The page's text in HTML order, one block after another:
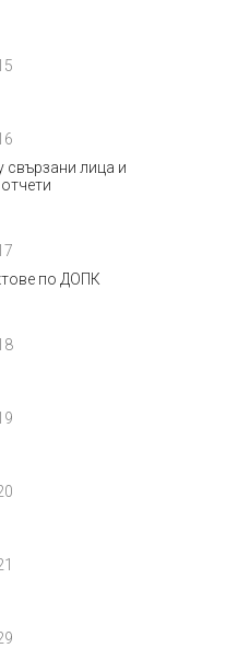
свързани лица и
по ДОПК